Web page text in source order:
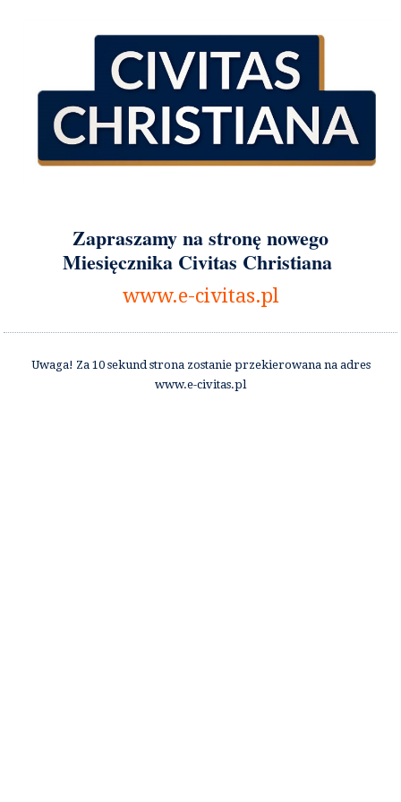
Zapraszamy na stronę nowego
Miesięcznika Civitas Christiana
www.e-civitas.pl
Uwaga! Za 10 sekund strona zostanie przekierowana na adres
www.e-civitas.pl